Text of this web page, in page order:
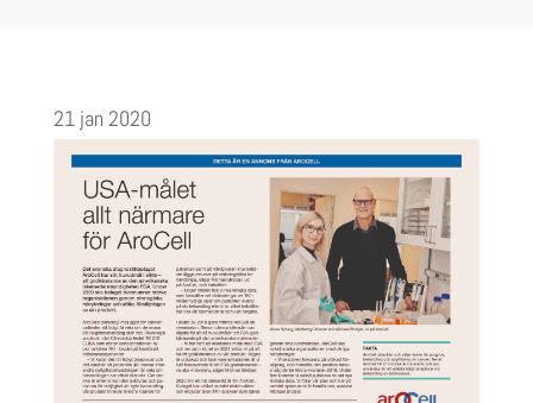
21 jan 2020